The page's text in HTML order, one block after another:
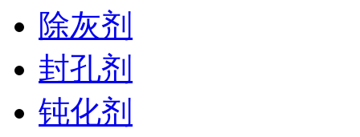
除灰剂
封孔剂
钝化剂